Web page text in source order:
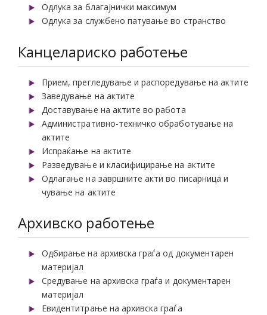
Одлука за благајнички максимум
Одлука за службено патување во странство
Канцелариско работење
Прием, прегледување и распоредување на актите
Заведување на актите
Доставување на актите во работа
Административно-техничко обработување на
актите
Испраќање на актите
Разведување и класифицирање на актите
Одлагање на завршните акти во писарница и
чување на актите
Архивско работење
Одбирање на архивска граѓа од документарен
материјал
Средување на архивска граѓа и документарен
материјал
Евидентитрање на архивска граѓа